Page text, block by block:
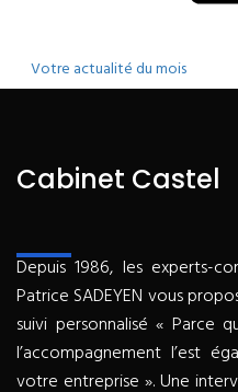
Votre actualité du mois
Cabinet Castel
Depuis 1986, les experts-
Patrice SADEYEN vous
suivi personnalisé « Parce
l’accompagnement l’est
votre entreprise ». Une